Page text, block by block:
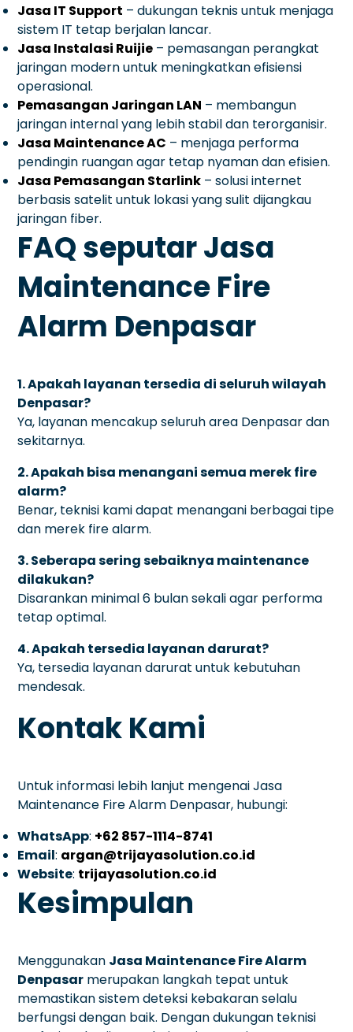
Jasa IT Support – dukungan teknis untuk menjaga
sistem IT tetap berjalan lancar.
Jasa Instalasi Ruijie – pemasangan perangkat
jaringan modern untuk meningkatkan efisiensi
operasional.
Pemasangan Jaringan LAN – membangun
jaringan internal yang lebih stabil dan terorganisir.
Jasa Maintenance AC – menjaga performa
pendingin ruangan agar tetap nyaman dan efisien.
Jasa Pemasangan Starlink – solusi internet
berbasis satelit untuk lokasi yang sulit dijangkau
jaringan fiber.
FAQ seputar Jasa
Maintenance Fire
Alarm Denpasar
1. Apakah layanan tersedia di seluruh wilayah
Denpasar?
Ya, layanan mencakup seluruh area Denpasar dan
sekitarnya.
2. Apakah bisa menangani semua merek fire
alarm?
Benar, teknisi kami dapat menangani berbagai tipe
dan merek fire alarm.
3. Seberapa sering sebaiknya maintenance
dilakukan?
Disarankan minimal 6 bulan sekali agar performa
tetap optimal.
4. Apakah tersedia layanan darurat?
Ya, tersedia layanan darurat untuk kebutuhan
mendesak.
Kontak Kami
Untuk informasi lebih lanjut mengenai Jasa
Maintenance Fire Alarm Denpasar, hubungi:
WhatsApp: +62 857-1114-8741
Email: argan@trijayasolution.co.id
Website: trijayasolution.co.id
Kesimpulan
Menggunakan Jasa Maintenance Fire Alarm
Denpasar merupakan langkah tepat untuk
memastikan sistem deteksi kebakaran selalu
berfungsi dengan baik. Dengan dukungan teknisi